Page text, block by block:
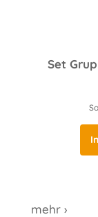
mehr ›